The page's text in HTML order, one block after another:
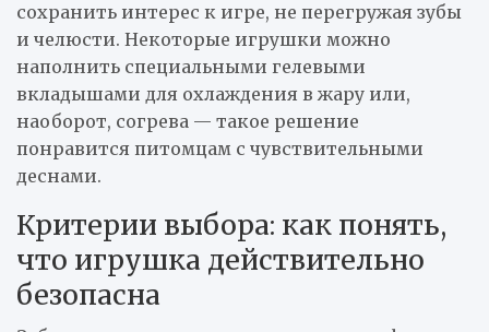
сохранить интерес к игре, не перегружая зубы
и челюсти. Некоторые игрушки можно
наполнить специальными гелевыми
вкладышами для охлаждения в жару или,
наоборот, согрева — такое решение
понравится питомцам с чувствительными
деснами.
Критерии выбора: как понять,
что игрушка действительно
безопасна